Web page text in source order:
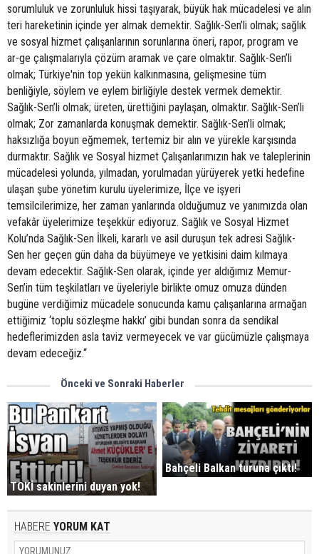
sorumluluk ve zorunluluk hissi taşıyarak, büyük hak mücadelesi ve alın
teri hareketinin içinde yer almak demektir. Sağlık-Sen’li olmak; sağlık
ve sosyal hizmet çalışanlarının sorunlarına öneri, rapor, program ve
ar-ge çalışmalarıyla çözüm aramak ve çare olmaktır. Sağlık-Sen’li
olmak; Türkiye'nin top yekün kalkınmasına, gelişmesine tüm
benliğiyle, söylem ve eylem birliğiyle destek vermek demektir.
Sağlık-Sen’li olmak; üreten, ürettiğini paylaşan, olmaktır. Sağlık-Sen’li
olmak; Zor zamanlarda konuşmak demektir. Sağlık-Sen’li olmak;
haksızlığa boyun eğmemek, tertemiz bir alın ve yürekle karşısında
durmaktır. Sağlık ve Sosyal hizmet Çalışanlarımızın hak ve taleplerinin
mücadelesi yolunda, yılmadan, yorulmadan yürüyerek yetki hedefine
ulaşan şube yönetim kurulu üyelerimize, İlçe ve işyeri
temsilcilerimize, her zaman yanlarında olduğumuz ve yanımızda olan
vefakâr üyelerimize teşekkür ediyoruz. Sağlık ve Sosyal Hizmet
Kolu’nda Sağlık-Sen İlkeli, kararlı ve asil duruşun tek adresi Sağlık-
Sen her geçen gün daha da büyümeye ve yetkisini daim kılmaya
devam edecektir. Sağlık-Sen olarak, içinde yer aldığımız Memur-
Sen’in tüm teşkilatları ve üyeleriyle birlikte omuz omuza dünden
bugüne verdiğimiz mücadele sonucunda kamu çalışanlarına armağan
ettiğimiz ‘toplu sözleşme hakkı’ gibi bundan sonra da sendikal
hedeflerimizden asla taviz vermeyecek ve var gücümüzle çalışmaya
devam edeceğiz.“
Önceki ve Sonraki Haberler
TOKİ sakinlerini duyan yok!
Bahçeli Balkan turuna çıktı!
HABERE YORUM KAT